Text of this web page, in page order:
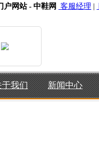
户网站 - 中鞋网 客服经理 |
于我们 新闻中心